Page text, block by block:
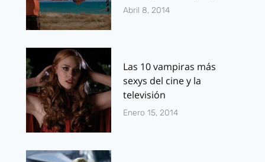
Abril 8, 2014
Las 10 vampiras más
sexys del cine y la
televisión
Enero 15, 2014